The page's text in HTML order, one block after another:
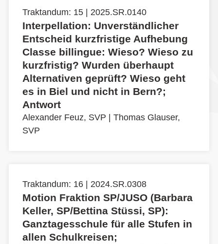
Traktandum: 15 | 2025.SR.0140
Interpellation: Unverständlicher
Entscheid kurzfristige Aufhebung
Classe billingue: Wieso? Wieso zu
kurzfristig? Wurden überhaupt
Alternativen geprüft? Wieso geht
es in Biel und nicht in Bern?;
Antwort
Alexander Feuz, SVP
Thomas Glauser,
SVP
Traktandum: 16 | 2024.SR.0308
Motion Fraktion SP/JUSO (Barbara
Keller, SP/Bettina Stüssi, SP):
Ganztagesschule für alle Stufen in
allen Schulkreisen;